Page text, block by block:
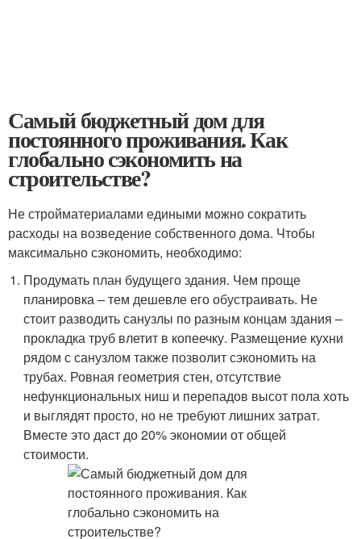
Самый бюджетный дом для
постоянного проживания. Как
глобально сэкономить на
строительстве?
Не стройматериалами едиными можно сократить
расходы на возведение собственного дома. Чтобы
максимально сэкономить, необходимо:
Продумать план будущего здания. Чем проще
планировка – тем дешевле его обустраивать. Не
стоит разводить санузлы по разным концам здания –
прокладка труб влетит в копеечку. Размещение кухни
рядом с санузлом также позволит сэкономить на
трубах. Ровная геометрия стен, отсутствие
нефункциональных ниш и перепадов высот пола хоть
и выглядят просто, но не требуют лишних затрат.
Вместе это даст до 20% экономии от общей
стоимости.